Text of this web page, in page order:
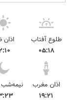
طلوع آفتاب
۰۵:۱۸
اذان
اذان مغرب
۱۹:۲۱